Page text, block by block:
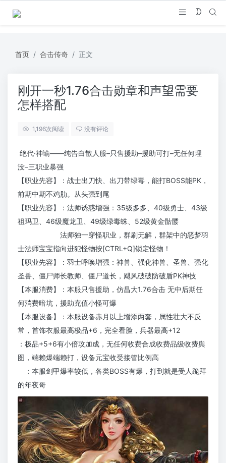
首页 合击传奇 正文
刚开一秒1.76合击勋章和声望需要
怎样搭配
1,196次阅读 没有评论
绝代·神谕——纯告白散人服–只售援助–援助可打–无任何埋
没–三职业暴强
【职业先容】：战士出刀快、出刀带绿毒，能打BOSS能PK，
前期中期不鸡肋。从头强到尾
【职业先容】：法师诱惑增强：35级多多、40级勇士、43级
祖玛卫、46级魔龙卫、49级绿毒蛛、52级黄金骷髅
法师独一穿怪职业，群刷无解，群架中的恶梦羽
士法师宝宝指向进犯怪物按[CTRL+Q]锁定怪物！
【职业先容】：羽士呼唤增强：神兽、强化神兽、圣兽、强化
圣兽、僵尸师长教师、僵尸道长，飓风破破防破盾PK神技
【本服消费】：本服只售援助，仿昌大1.76合击 无中后期任
何消费暗坑，援助充值小怪可爆
【本服设备】：本服设备赤月以上增添两套，属性壮大不反
常，首饰衣服最高极品+6，完全看脸，兵器最高+12
：极品+5+6有小倍攻加成，无任何收费合成收费品级收费舆
图，端赖爆端赖打，设备元宝收受接管比例高
：本服剑甲爆率较低，各类BOSS有爆，打到就是受人跪拜
的年夜哥